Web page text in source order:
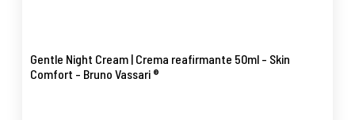
Gentle Night Cream | Crema reafirmante 50ml - Skin
Comfort - Bruno Vassari ®